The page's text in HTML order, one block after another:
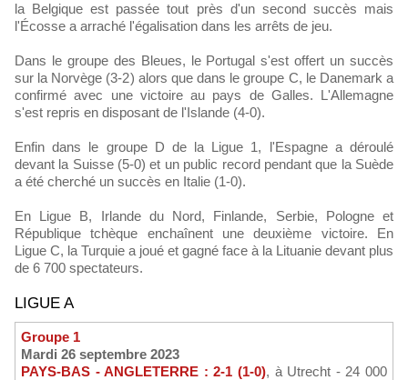
la Belgique est passée tout près d'un second succès mais
l'Écosse a arraché l'égalisation dans les arrêts de jeu.
Dans le groupe des Bleues, le Portugal s'est offert un succès
sur la Norvège (3-2) alors que dans le groupe C, le Danemark a
confirmé avec une victoire au pays de Galles. L'Allemagne
s'est repris en disposant de l'Islande (4-0).
Enfin dans le groupe D de la Ligue 1, l'Espagne a déroulé
devant la Suisse (5-0) et un public record pendant que la Suède
a été cherché un succès en Italie (1-0).
En Ligue B, Irlande du Nord, Finlande, Serbie, Pologne et
République tchèque enchaînent une deuxième victoire. En
Ligue C, la Turquie a joué et gagné face à la Lituanie devant plus
de 6 700 spectateurs.
LIGUE A
Groupe 1
Mardi 26 septembre 2023
PAYS-BAS - ANGLETERRE : 2-1 (1-0), à Utrecht - 24 000